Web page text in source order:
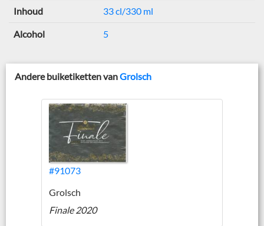
Inhoud 33 cl/330 ml
Alcohol 5
Andere buiketiketten vanGrolsch
#91073
Grolsch
Finale 2020